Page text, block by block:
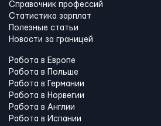
Справочник профессий
Статистика зарплат
Полезные статьи
Новости за границей
Работа в Европе
Работа в Польше
Работа в Германии
Работа в Норвегии
Работа в Англии
Работа в Испании